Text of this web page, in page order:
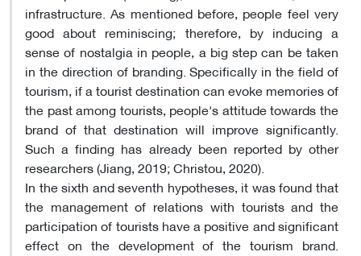
infrastructure. As mentioned before, people feel very
good about reminiscing; therefore, by inducing a
sense of nostalgia in people, a big step can be taken
in the direction of branding. Specifically in the field of
tourism, if a tourist destination can evoke memories of
the past among tourists, people's attitude towards the
brand of that destination will improve significantly.
Such a finding has already been reported by other
researchers (Jiang, 2019; Christou, 2020).
In the sixth and seventh hypotheses, it was found that
the management of relations with tourists and the
participation of tourists have a positive and significant
effect on the development of the tourism brand.